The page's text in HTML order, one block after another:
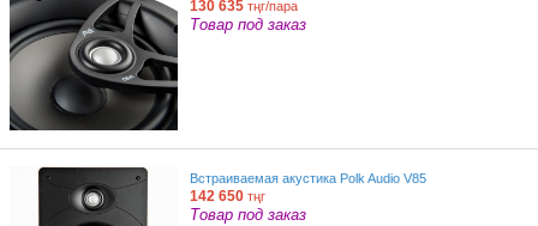
130 635 тңг/пара
Товар под заказ
Встраиваемая акустика Polk Audio V85
142 650 тңг
Товар под заказ